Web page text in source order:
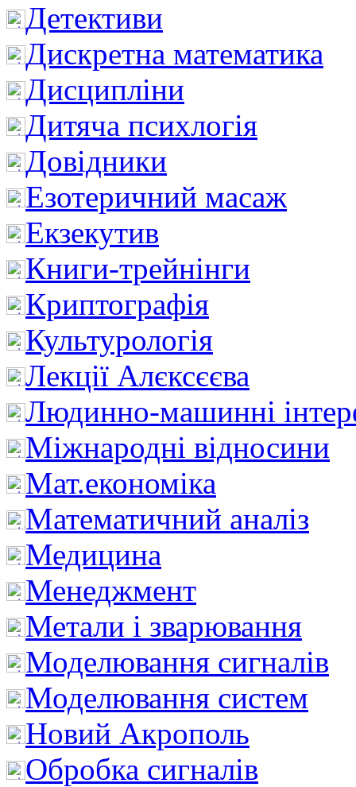
Детективи
Дискретна математика
Дисципліни
Дитяча психлогія
Довідники
Езотеричний масаж
Екзекутив
Книги-трейнінги
Криптографія
Культурологія
Лекції Алєксєєва
Людинно-машинні
Міжнародні відносини
Мат.економіка
Математичний аналіз
Медицина
Менеджмент
Метали і зварювання
Моделювання сигналів
Моделювання систем
Новий Акрополь
Обробка сигналів